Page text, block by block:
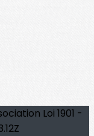
Loi 1901 -